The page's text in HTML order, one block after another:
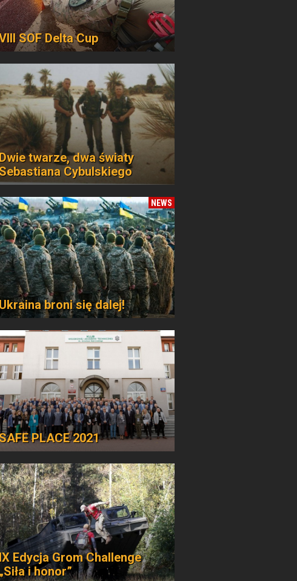
SOF Delta Cup
Dwie twarze, dwa światy
Sebastiana Cybulskiego
NEWS
Ukraina broni się dalej!
PLACE 2021
Edycja Grom Challenge
i honor”